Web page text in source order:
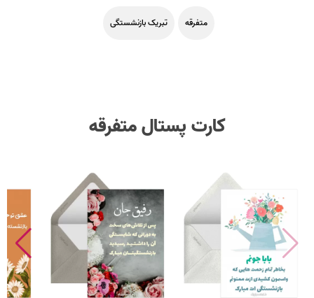
متفرقه تبریک بازنشستگی
کارت پستال متفرقه